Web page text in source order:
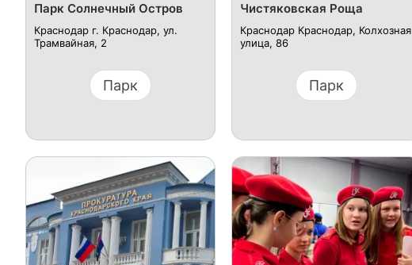
Парк Солнечный Остров
Краснодар г. Краснодар, ул.
Трамвайная, 2
Парк
Чистяковская Роща
Краснодар Краснодар, Колхозная
улица, 86
Парк